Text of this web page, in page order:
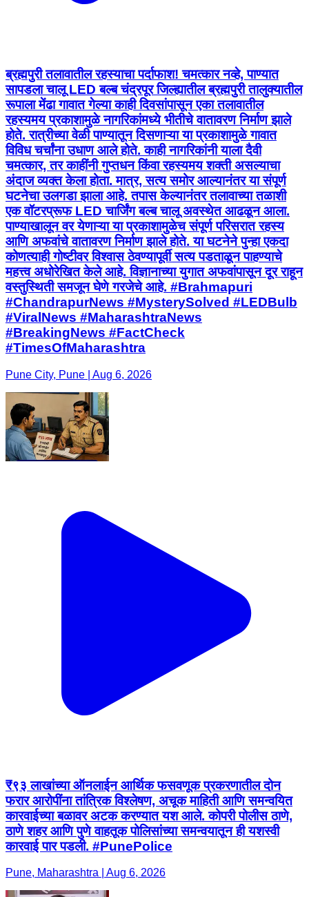
ब्रह्मपुरी तलावातील रहस्याचा पर्दाफाश! चमत्कार नव्हे, पाण्यात
सापडला चालू LED बल्ब चंद्रपूर जिल्ह्यातील ब्रह्मपुरी तालुक्यातील
रूपाला मेंढा गावात गेल्या काही दिवसांपासून एका तलावातील
रहस्यमय प्रकाशामुळे नागरिकांमध्ये भीतीचे वातावरण निर्माण झाले
होते. रात्रीच्या वेळी पाण्यातून दिसणाऱ्या या प्रकाशामुळे गावात
विविध चर्चांना उधाण आले होते. काही नागरिकांनी याला दैवी
चमत्कार, तर काहींनी गुप्तधन किंवा रहस्यमय शक्ती असल्याचा
अंदाज व्यक्त केला होता. मात्र, सत्य समोर आल्यानंतर या संपूर्ण
घटनेचा उलगडा झाला आहे. तपास केल्यानंतर तलावाच्या तळाशी
एक वॉटरप्रूफ LED चार्जिंग बल्ब चालू अवस्थेत आढळून आला.
पाण्याखालून वर येणाऱ्या या प्रकाशामुळेच संपूर्ण परिसरात रहस्य
आणि अफवांचे वातावरण निर्माण झाले होते. या घटनेने पुन्हा एकदा
कोणत्याही गोष्टीवर विश्वास ठेवण्यापूर्वी सत्य पडताळून पाहण्याचे
महत्त्व अधोरेखित केले आहे. विज्ञानाच्या युगात अफवांपासून दूर राहून
वस्तुस्थिती समजून घेणे गरजेचे आहे. #Brahmapuri
#ChandrapurNews #MysterySolved #LEDBulb
#ViralNews #MaharashtraNews
#BreakingNews #FactCheck
#TimesOfMaharashtra
Pune City, Pune | Aug 6, 2026
₹९३ लाखांच्या ऑनलाईन आर्थिक फसवणूक प्रकरणातील दोन
फरार आरोपींना तांत्रिक विश्लेषण, अचूक माहिती आणि समन्वयित
कारवाईच्या बळावर अटक करण्यात यश आले. कोपरी पोलीस ठाणे,
ठाणे शहर आणि पुणे वाहतूक पोलिसांच्या समन्वयातून ही यशस्वी
कारवाई पार पडली. #PunePolice
Pune, Maharashtra | Aug 6, 2026